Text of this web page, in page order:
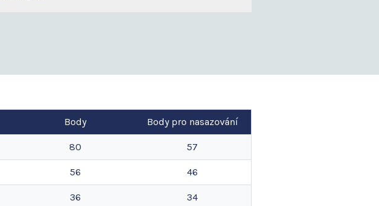
Body Body pro nasazování
80 57
56 46
36 34